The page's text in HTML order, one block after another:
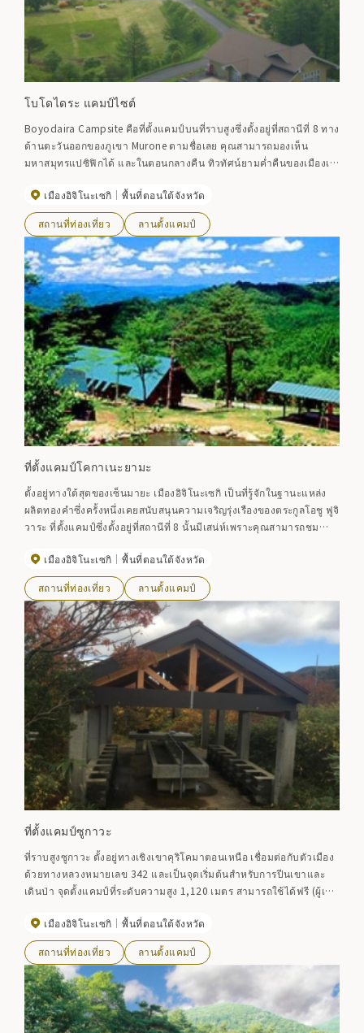
โบโดไดระ แคมป์ไซต์
Boyodaira Campsite คือที่ตั้งแคมป์บนที่ราบสูงซึ่งตั้งอยู่ที่สถานีที่ 8 ทาง
ด้านตะวันออกของภูเขา Murone ตามชื่อเลย คุณสามารถมองเห็น
มหาสมุทรแปซิฟิกได้ และในตอนกลางคืน ทิวทัศน์ยามค่ำคืนของเมืองเค
อัศจรรย์ นอกจากหอดูดาวและทางเดินเล่นแล้ว ยังมีที่ตั้งแคมป์ในบริเวณ
โดยรอบ รวมถึงห้องครัวและฝักบัวน้ำอุ่น
เมืองอิจิโนะเซกิ พื้นที่ตอนใต้จังหวัด
สถานที่ท่องเที่ยว ลานตั้งแคมป์
ที่ตั้งแคมป์โคกาเนะยามะ
ตั้งอยู่ทางใต้สุดของเซ็นมายะ เมืองอิจิโนะเซกิ เป็นที่รู้จักในฐานะแหล่ง
ผลิตทองคำซึ่งครั้งหนึ่งเคยสนับสนุนความเจริญรุ่งเรืองของตระกูลโอชู ฟูจิ
วาระ ที่ตั้งแคมป์ซึ่งตั้งอยู่ที่สถานีที่ 8 นั้นมีเสน่ห์เพราะคุณสามารถชม
เป็นจุดชมวิวที่คุณสามารถมองเห็นทิวทัศน์เมืองเซ็นมายะที่อยู่ด้านหน้า
และมหาสมุทรแปซิฟิกด้านหลังได้ และนักท่องเที่ยวก็ไม่ขาด [ระยะเวลา
การใช้] 1 พฤษภาคม (ประมาณสัปดาห์ทอง) ถึง 31 ตุลาคม
เมืองอิจิโนะเซกิ พื้นที่ตอนใต้จังหวัด
สถานที่ท่องเที่ยว ลานตั้งแคมป์
ที่ตั้งแคมป์ซูกาวะ
ที่ราบสูงซูกาวะ ตั้งอยู่ทางเชิงเขาคุริโคมาตอนเหนือ เชื่อมต่อกับตัวเมือง
ด้วยทางหลวงหมายเลข 342 และเป็นจุดเริ่มต้นสำหรับการปีนเขาและ
เดินป่า จุดตั้งแคมป์ที่ระดับความสูง 1,120 เมตร สามารถใช้ได้ฟรี (ผู้เข้า
ด้วย เมืองอิจิโนะเซกิ พื้นที่ตอนใต้จังหวัด
สถานที่ท่องเที่ยว ลานตั้งแคมป์